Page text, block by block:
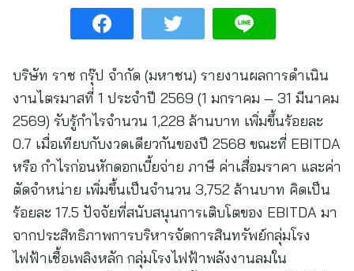
บริษัท ราช กรุ๊ป จำกัด (มหาชน) รายงานผลการดำเนิน
งานไตรมาสที่ 1 ประจำปี 2569 (1 มกราคม – 31 มีนาคม
2569) รับรู้กำไรจำนวน 1,228 ล้านบาท เพิ่มขึ้นร้อยละ
0.7 เมื่อเทียบกับงวดเดียวกันของปี 2568 ขณะที่ EBITDA
หรือ กำไรก่อนหักดอกเบี้ยจ่าย ภาษี ค่าเสื่อมราคา และค่า
ตัดจำหน่าย เพิ่มขึ้นเป็นจำนวน 3,752 ล้านบาท คิดเป็น
ร้อยละ 17.5 ปัจจัยที่สนับสนุนการเติบโตของ EBITDA มา
จากประสิทธิภาพการบริหารจัดการสินทรัพย์กลุ่มโรง
ไฟฟ้าเชื้อเพลิงหลัก กลุ่มโรงไฟฟ้าพลังงานลมใน